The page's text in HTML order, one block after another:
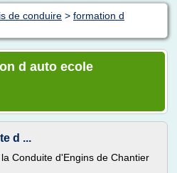
de conduire > formation d
d auto ecole
d ...
Conduite d'Engins de Chantier